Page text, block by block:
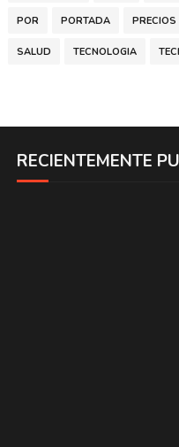
POR PORTADA PRECIOS
SALUD TECNOLOGIA
RECIENTEMENTE